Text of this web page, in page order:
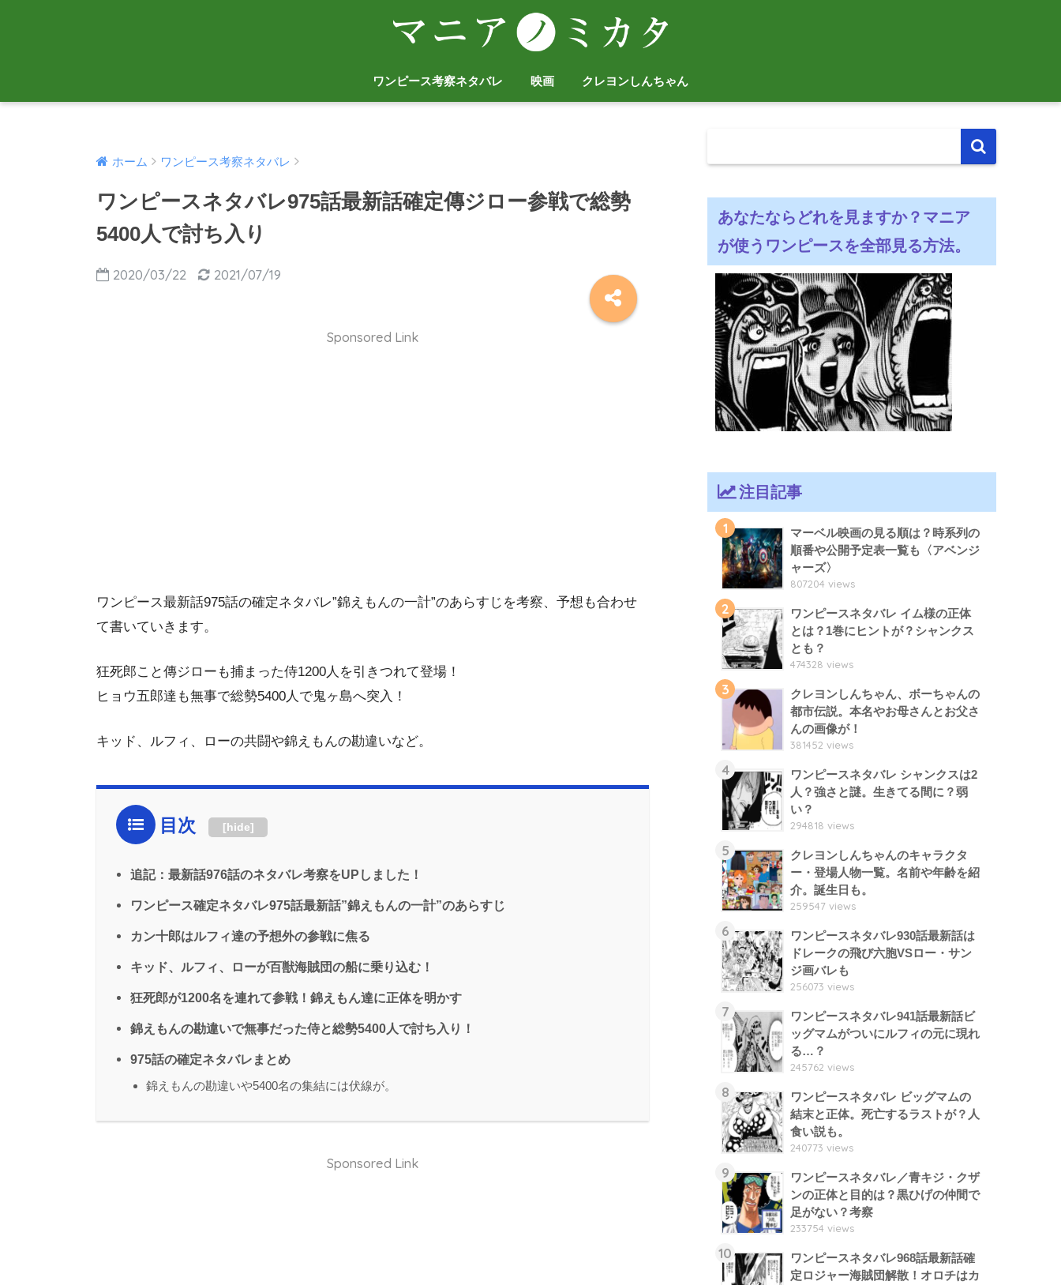
ワンピース考察ネタバレ 映画 クレヨンしんちゃん
ホーム ワンピース考察ネタバレ
ワンピースネタバレ975話最新話確定傳ジロー参戦で総勢
5400人で討ち入り
2020/03/22 2021/07/19
Sponsored Link
ワンピース最新話975話の確定ネタバレ”錦えもんの一計”のあらすじを考察、予想も合わせ
て書いていきます。
狂死郎こと傳ジローも捕まった侍1200人を引きつれて登場！
ヒョウ五郎達も無事で総勢5400人で鬼ヶ島へ突入！
キッド、ルフィ、ローの共闘や錦えもんの勘違いなど。
目次 [hide]
追記：最新話976話のネタバレ考察をUPしました！
ワンピース確定ネタバレ975話最新話”錦えもんの一計”のあらすじ
カン十郎はルフィ達の予想外の参戦に焦る
キッド、ルフィ、ローが百獣海賊団の船に乗り込む！
狂死郎が1200名を連れて参戦！錦えもん達に正体を明かす
錦えもんの勘違いで無事だった侍と総勢5400人で討ち入り！
975話の確定ネタバレまとめ
錦えもんの勘違いや5400名の集結には伏線が。
Sponsored Link
あなたならどれを見ますか？マニア
が使うワンピースを全部見る方法。
注目記事
1
マーベル映画の見る順は？時系列の
順番や公開予定表一覧も〈アベンジ
ャーズ〉
807204 views
2
ワンピースネタバレ イム様の正体
とは？1巻にヒントが？シャンクス
とも？
474328 views
3
クレヨンしんちゃん、ボーちゃんの
都市伝説。本名やお母さんとお父さ
んの画像が！
381452 views
4
ワンピースネタバレ シャンクスは2
人？強さと謎。生きてる間に？弱
い？
294818 views
5
クレヨンしんちゃんのキャラクタ
ー・登場人物一覧。名前や年齢を紹
介。誕生日も。
259547 views
6
ワンピースネタバレ930話最新話は
ドレークの飛び六胞VSロー・サン
ジ画バレも
256073 views
7
ワンピースネタバレ941話最新話ビ
ッグマムがついにルフィの元に現れ
る…？
245762 views
8
ワンピースネタバレ ビッグマムの
結末と正体。死亡するラストが？人
食い説も。
240773 views
9
ワンピースネタバレ／青キジ・クザ
ンの正体と目的は？黒ひげの仲間で
足がない？考察
233754 views
10
ワンピースネタバレ968話最新話確
定ロジャー海賊団解散！オロチはカ